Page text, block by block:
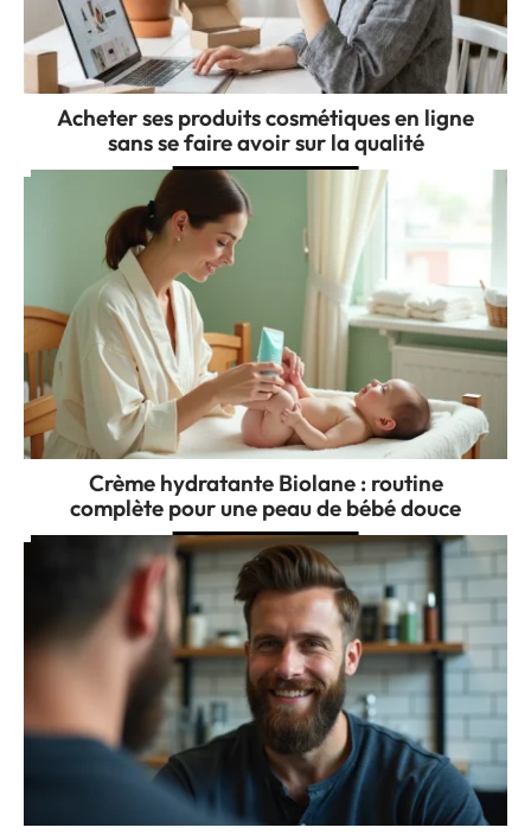
Acheter ses produits cosmétiques en ligne
sans se faire avoir sur la qualité
Crème hydratante Biolane : routine
complète pour une peau de bébé douce